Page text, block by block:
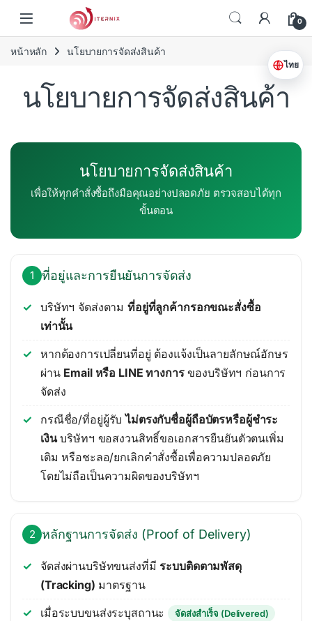
0
หน้าหลัก นโยบายการจัดส่งสินค้า
นโยบายการจัดส่งสินค้า
นโยบายการจัดส่งสินค้า
เพื่อให้ทุกคำสั่งซื้อถึงมือคุณอย่างปลอดภัย ตรวจสอบได้ทุก
ขั้นตอน
1 ที่อยู่และการยืนยันการจัดส่ง
บริษัทฯ จัดส่งตามที่อยู่ที่ลูกค้ากรอกขณะสั่งซื้อ
เท่านั้น
หากต้องการเปลี่ยนที่อยู่ ต้องแจ้งเป็นลายลักษณ์อักษร
ผ่าน Email หรือ LINE ทางการของบริษัทฯ ก่อนการ
จัดส่ง
กรณีชื่อ/ที่อยู่ผู้รับไม่ตรงกับชื่อผู้ถือบัตรหรือผู้ชำระ
เงินบริษัทฯ ขอสงวนสิทธิ์ขอเอกสารยืนยันตัวตนเพิ่ม
เติม หรือชะลอ/ยกเลิกคำสั่งซื้อเพื่อความปลอดภัย
โดยไม่ถือเป็นความผิดของบริษัทฯ
2 หลักฐานการจัดส่ง (Proof of Delivery)
จัดส่งผ่านบริษัทขนส่งที่มี ระบบติดตามพัสดุ
(Tracking) มาตรฐาน
เมื่อระบบขนส่งระบุสถานะ
จัดส่งสำเร็จ (Delivered)
ไทย